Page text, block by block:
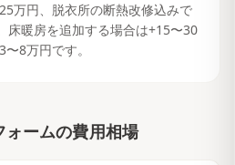
万円、脱衣所の断熱改修込みで
床暖房を追加する場合は+15〜30
8万円です。
ォームの費用相場